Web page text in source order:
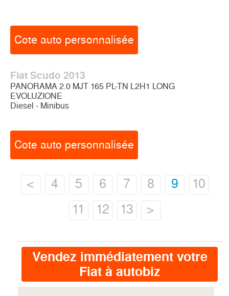
Cote auto personnalisée
Fiat Scudo 2013
PANORAMA 2.0 MJT 165 PL-TN L2H1 LONG
EVOLUZIONE
Diesel - Minibus
Cote auto personnalisée
< 4 5 6 7 8 9
10
11
12 13 >
Vendez immédiatement votre
Fiat à autobiz